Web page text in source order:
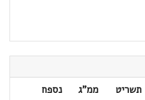
תשריט ממ"ג
נספח